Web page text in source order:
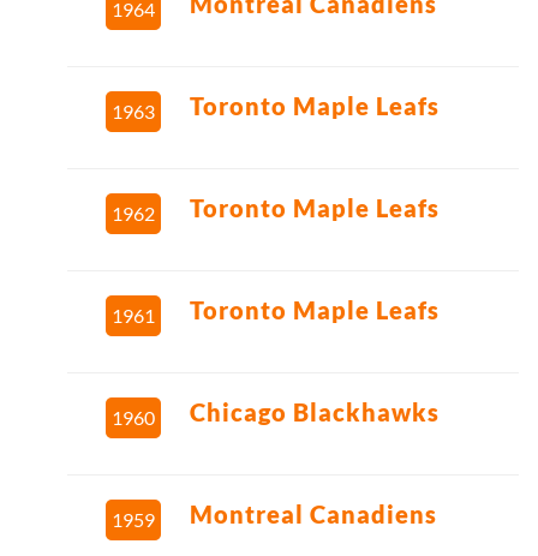
1964
1963 Toronto Maple Leafs
1962 Toronto Maple Leafs
1961 Toronto Maple Leafs
1960 Chicago Blackhawks
1959 Montreal Canadiens